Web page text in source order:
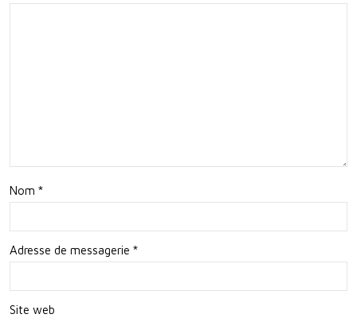
Déc
Mo
nde
Nom *
Adresse de messagerie *
Site web